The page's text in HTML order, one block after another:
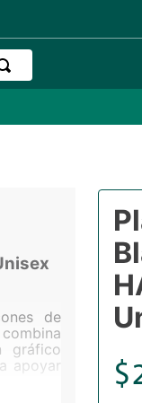
de
gráfico
apoyar
$